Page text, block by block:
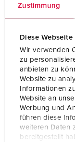
Zustimmung
Diese
Wir verwenden
zu
anbieten zu
Website zu
Informationen
Website an
Werbung und
führen diese
weiteren Daten
bereitgestellt
Husmateriale